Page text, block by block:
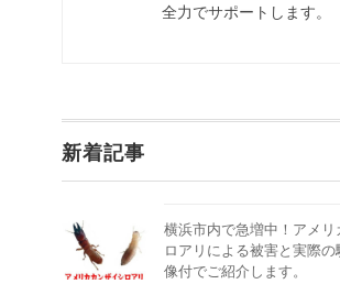
全力でサポートします。
新着記事
横浜市内で急増中！アメリ
ロアリによる被害と実際
像付でご紹介します。